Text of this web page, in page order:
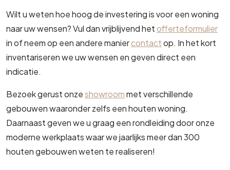
Wilt u weten hoe hoog de investering is voor een woning
naar uw wensen? Vul dan vrijblijvend hetofferteformulier
in of neem op een andere maniercontactop. In het kort
inventariseren we uw wensen en geven direct een
indicatie.
Bezoek gerust onzeshowroommet verschillende
gebouwen waaronder zelfs een houten woning.
Daarnaast geven we u graag een rondleiding door onze
moderne werkplaats waar we jaarlijks meer dan 300
houten gebouwen weten te realiseren!